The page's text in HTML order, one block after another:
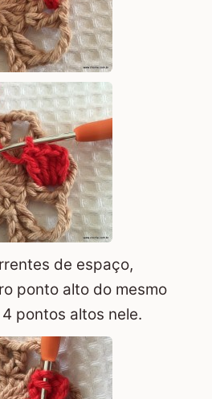
de espaço,
ponto alto do mesmo
pontos altos nele.